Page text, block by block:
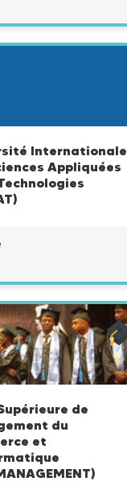
Internationale
Appliquées
de
du
et